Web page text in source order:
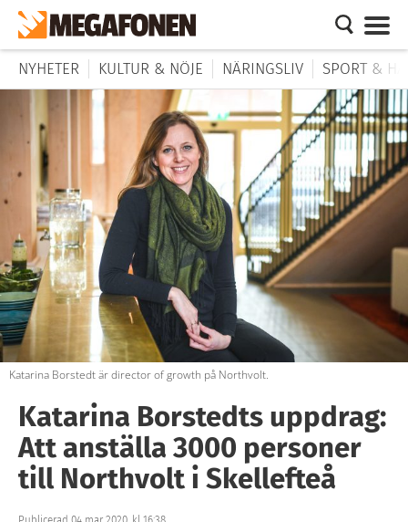
NYHETER KULTUR & NÖJE NÄRINGSLIV SPORT &
Katarina Borstedt är director of growth på Northvolt.
Katarina Borstedts uppdrag:
Att anställa 3000 personer
till Northvolt i Skellefteå